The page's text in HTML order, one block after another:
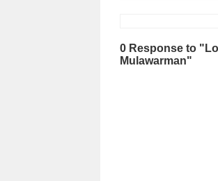
0 Response to
Mulawarman"